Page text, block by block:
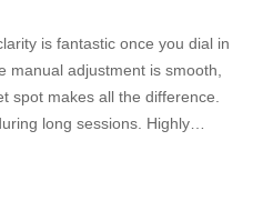
is fantastic once you dial in
manual adjustment is smooth,
spot makes all the difference.
long sessions. Highly